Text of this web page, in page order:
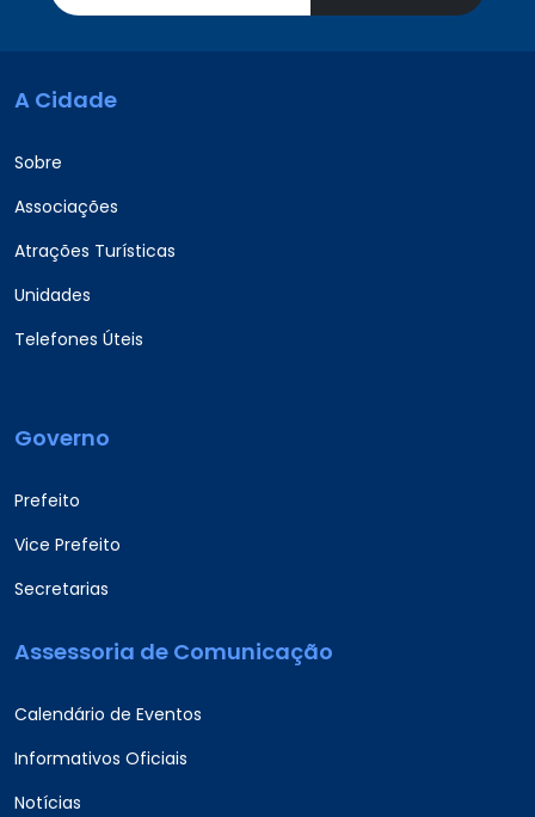
A Cidade
Sobre
Associações
Atrações Turísticas
Unidades
Telefones Úteis
Governo
Prefeito
Vice Prefeito
Secretarias
Assessoria de Comunicação
Calendário de Eventos
Informativos Oficiais
Notícias